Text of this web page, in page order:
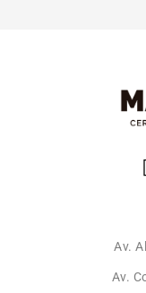
Av.
Av.